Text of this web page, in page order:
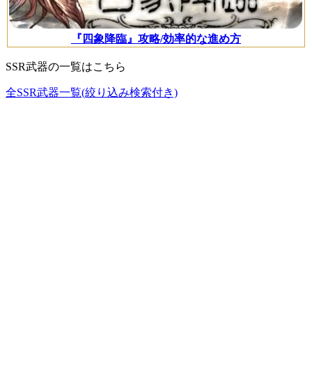
『四象降臨』攻略/効率的な進め方
SSR武器の一覧はこちら
全SSR武器一覧(絞り込み検索付き)